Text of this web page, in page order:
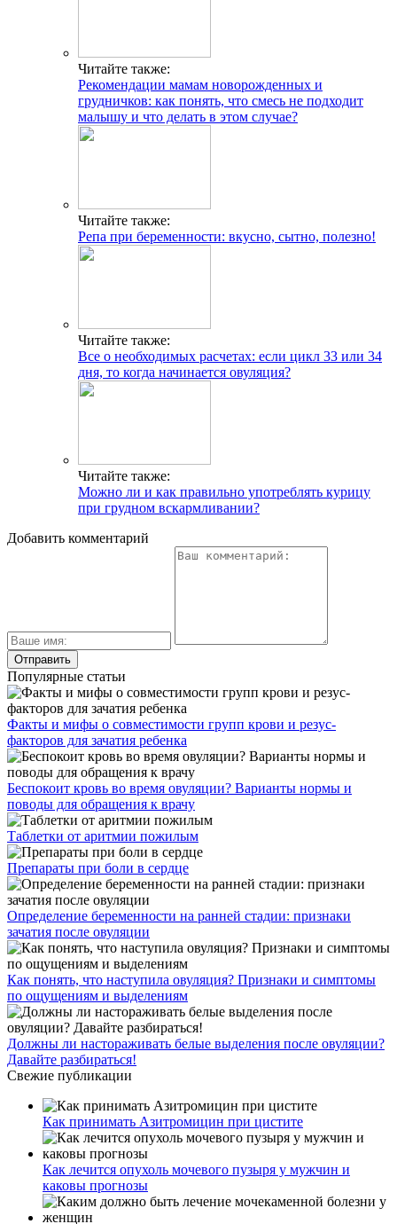
Читайте также:
Рекомендации мамам новорожденных и
грудничков: как понять, что смесь не подходит
малышу и что делать в этом случае?
Читайте также:
Репа при беременности: вкусно, сытно, полезно!
Читайте также:
Все о необходимых расчетах: если цикл 33 или 34
дня, то когда начинается овуляция?
Читайте также:
Можно ли и как правильно употреблять курицу
при грудном вскармливании?
Добавить комментарий
Популярные статьи
Факты и мифы о совместимости групп крови и резус-
факторов для зачатия ребенка
Беспокоит кровь во время овуляции? Варианты нормы и
поводы для обращения к врачу
Таблетки от аритмии пожилым
Препараты при боли в сердце
Определение беременности на ранней стадии: признаки
зачатия после овуляции
Как понять, что наступила овуляция? Признаки и симптомы
по ощущениям и выделениям
Должны ли настораживать белые выделения после овуляции?
Давайте разбираться!
Свежие публикации
Как принимать Азитромицин при цистите
Как лечится опухоль мочевого пузыря у мужчин и
каковы прогнозы